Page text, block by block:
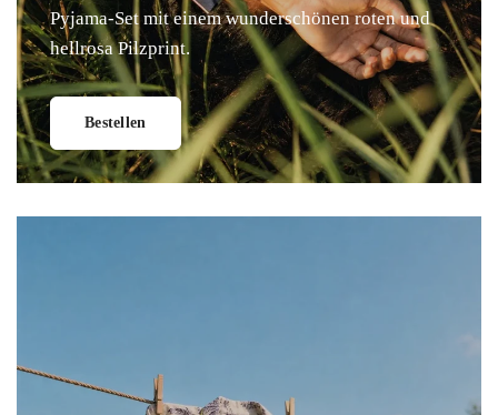
Pyjama-Set mit einem wunderschönen roten und
hellrosa Pilzprint.
Bestellen